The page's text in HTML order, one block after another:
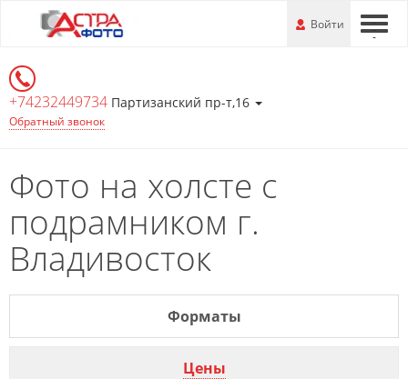
Перейти
информации
---
Войти
+74232449734 Партизанский пр-т,16
Обратный звонок
Фото на холсте с
подрамником г.
Владивосток
Форматы
Цены